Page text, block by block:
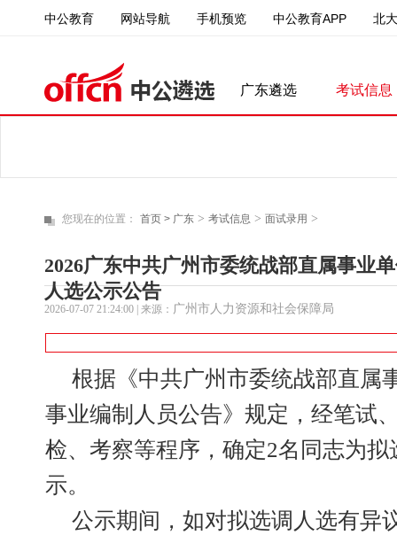
中公教育 网站导航 手机预览 中公教育APP 北
广东遴选 考试信息
您现在的位置： 首页 > 广东 > 考试信息 > 面试录用 >
2026广东中共广州市委统战部直属事业
人选公示公告
2026-07-07 21:24:00 | 来源： 广州市人力资源和社会保障局
根据《中共广州市委统战部直属
事业编制人员公告》规定，经笔试
检、考察等程序，确定2名同志为
示。
公示期间，如对拟选调人选有异